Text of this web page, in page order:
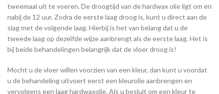
tweemaal uit te voeren. De droogtijd van de hardwax olie ligt om en
nabij de 12 uur. Zodra de eerste laag droog is, kunt u direct aan de
slag met de volgende laag. Hierbij is het van belang dat u de
tweede laag op dezelfde wijze aanbrengt als de eerste laag. Het is
bij beide behandelingen belangrijk dat de vloer droog is!
Mocht u de vloer willen voorzien van een kleur, dan kunt u voordat
u de behandeling uitvoert eerst een kleurolie aanbrengen en
vervolgens een laag hardwaxolie. Als u besluit om een kleur te